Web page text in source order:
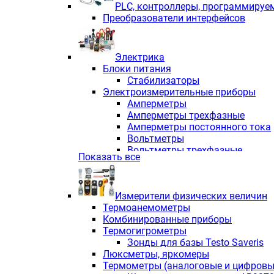
PLС, контроллеры,
Преобразователи интерфейсов
Электрика
Блоки питания
Стабилизаторы
Электроизмерительные приборы
Амперметры
Амперметры трехфазные
Амперметры постоянного тока
Вольтметры
Вольтметры трехфазные
Вольтметры постоянного тока
Индикаторы аналоговых
Измерители COS F
Комбинированные приборы
Комбинированные приборы
Комбинированные приборы
Анализаторы качества
Анализаторы мощности
Показать все
Измерители физических величин
Термоанемометры
Комбинированные приборы
Термогигрометры
Зонды для базы Testo Saveris
Люксметры, яркомеры
Термометры (аналоговые и